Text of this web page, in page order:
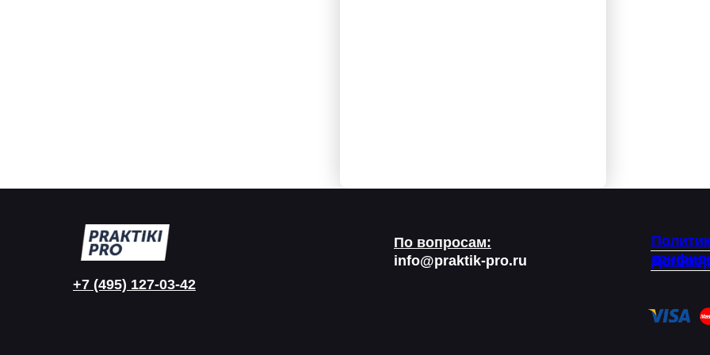
По вопросам:
info@praktik-pro.ru
+7 (495) 127-03-42